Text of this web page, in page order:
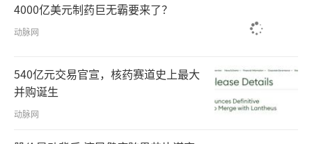
4000亿美元制药巨无霸要来了？
动脉网
540亿元交易官宣，核药赛道史上最大
并购诞生
动脉网